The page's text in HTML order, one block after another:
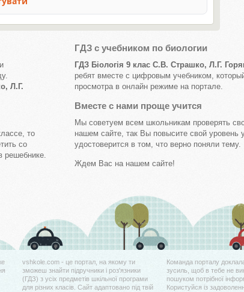
Л.Г.
то
со
решебнике.
ГДЗ с учебником по биологии
ГДЗ Біологія 9 клас С.В. Страшко, Л.Г.
ребят вместе с цифровым учебником,
просмотра в онлайн режиме на портале.
Вместе с нами проще учится
Мы советуем всем школьникам проверять
нашем сайте, так Вы повысите свой уровень
удостоверится в том, что верно поняли тему.
Ждем Вас на нашем сайте!
vshkole.com - це портал, на якому ти
зможеш знайти підручники і роз'язники
(ГДЗ) з усіх предметів шкільної програми
для різних класів. Сайт адаптовано під твій
Команда порталу
зусиль, щоб в тебе не
пошуком потрібної
Користуйся із